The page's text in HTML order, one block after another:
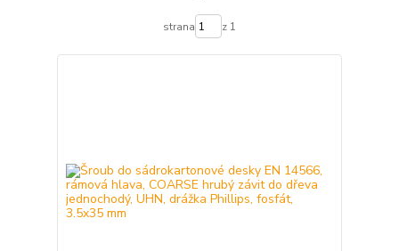
strana z 1